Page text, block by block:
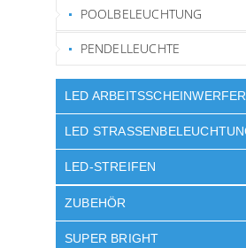
POOLBELEUCHTUNG
PENDELLEUCHTE
LED ARBEITSSCHEINWERFER
LED STRASSENBELEUCHTUNG
LED-STREIFEN
ZUBEHÖR
SUPER BRIGHT